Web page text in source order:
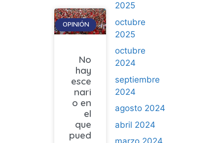
2025
octubre
2025
octubre
2024
septiembre
2024
agosto 2024
abril 2024
OPINIÓN
No
hay
esce
nari
o en
el
que
pued